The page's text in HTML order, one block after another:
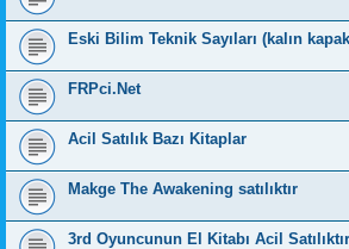
Eski Bilim Teknik Sayıları (kalın
FRPci.Net
Acil Satılık Bazı Kitaplar
Makge The Awakening satılıktır
3rd Oyuncunun El Kitabı Acil Satılıktır